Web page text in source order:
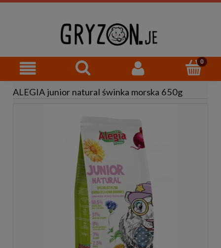
ALEGIA junior natural świnka morska 650g